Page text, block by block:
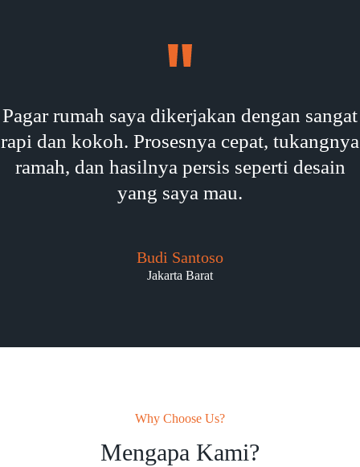
Pagar rumah saya dikerjakan dengan sangat
rapi dan kokoh. Prosesnya cepat, tukangnya
ramah, dan hasilnya persis seperti desain
yang saya mau.
Budi Santoso
Jakarta Barat
Why Choose Us?
Mengapa Kami?